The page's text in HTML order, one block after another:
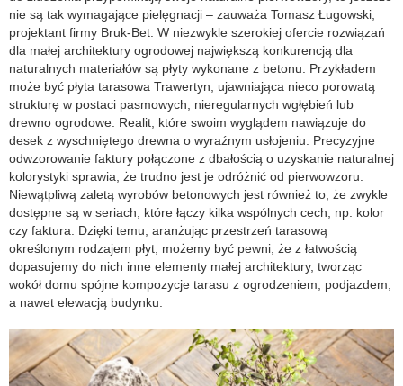
nie są tak wymagające pielęgnacji – zauważa Tomasz Ługowski,
projektant firmy Bruk-Bet. W niezwykle szerokiej ofercie rozwiązań
dla małej architektury ogrodowej największą konkurencją dla
naturalnych materiałów są płyty wykonane z betonu. Przykładem
może być płyta tarasowa Trawertyn, ujawniająca nieco porowatą
strukturę w postaci pasmowych, nieregularnych wgłębień lub
drewno ogrodowe. Realit, które swoim wyglądem nawiązuje do
desek z wyschniętego drewna o wyraźnym usłojeniu. Precyzyjne
odwzorowanie faktury połączone z dbałością o uzyskanie naturalnej
kolorystyki sprawia, że trudno jest je odróżnić od pierwowzoru.
Niewątpliwą zaletą wyrobów betonowych jest również to, że zwykle
dostępne są w seriach, które łączy kilka wspólnych cech, np. kolor
czy faktura. Dzięki temu, aranżując przestrzeń tarasową
określonym rodzajem płyt, możemy być pewni, że z łatwością
dopasujemy do nich inne elementy małej architektury, tworząc
wokół domu spójne kompozycje tarasu z ogrodzeniem, podjazdem,
a nawet elewacją budynku.